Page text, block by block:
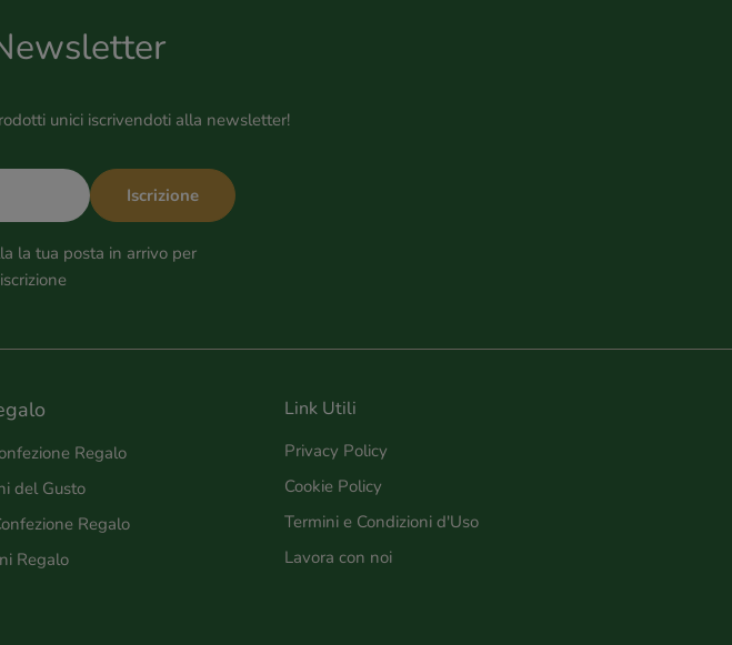
unici iscrivendoti alla newsletter!
Iscrizione
la tua posta in arrivo per
Regalo
del Gusto
Regalo
Regalo
Link Utili
Privacy Policy
Cookie Policy
Termini e Condizioni d'Uso
Lavora con noi